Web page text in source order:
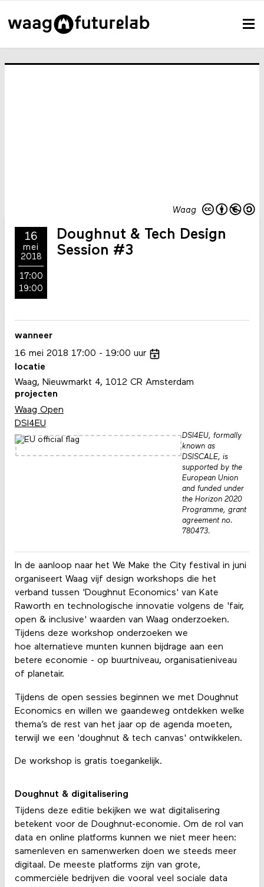
Waag
16
mei
2018
17:00
19:00
Doughnut & Tech Design
Session #3
In de aanloop naar het We Make the City festival in juni
organiseert Waag vijf design workshops die het
verband tussen 'Doughnut Economics' van Kate
Raworth en technologische innovatie volgens de 'fair,
open & inclusive' waarden van Waag onderzoeken.
Tijdens deze workshop onderzoeken we
hoe alternatieve munten kunnen bijdrage aan een
betere economie - op buurtniveau, organisatieniveau
of planetair.
Tijdens de open sessies beginnen we met Doughnut
Economics en willen we gaandeweg ontdekken welke
thema’s de rest van het jaar op de agenda moeten,
terwijl we een 'doughnut & tech canvas' ontwikkelen.
De workshop is gratis toegankelijk.
Doughnut & digitalisering
Tijdens deze editie bekijken we wat digitalisering
betekent voor de Doughnut-economie. Om de rol van
data en online platforms kunnen we niet meer heen:
samenleven en samenwerken doen we steeds meer
digitaal. De meeste platforms zijn van grote,
commerciële bedrijven die vooral veel sociale data
wanneer
16 mei 2018 17:00 19:00 uur
locatie
Waag, Nieuwmarkt 4, 1012 CR Amsterdam
projecten
Waag Open
DSI4EU
DSI4EU, formally
known as
DSISCALE, is
supported by the
European Union
and funded under
the Horizon 2020
Programme, grant
agreement no.
780473.